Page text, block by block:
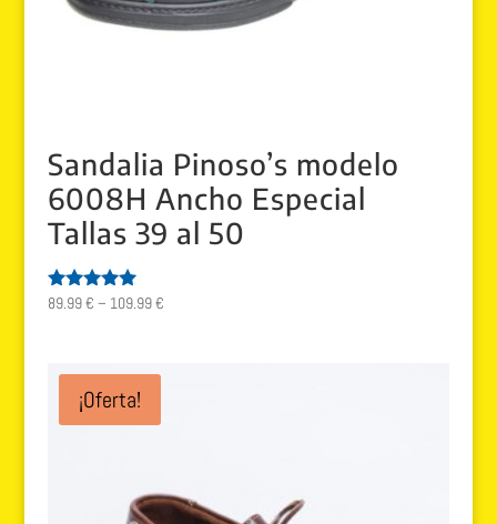
Sandalia Pinoso’s modelo
6008H Ancho Especial
Tallas 39 al 50
Valorado
89.99€ – 109.99€
¡Oferta!